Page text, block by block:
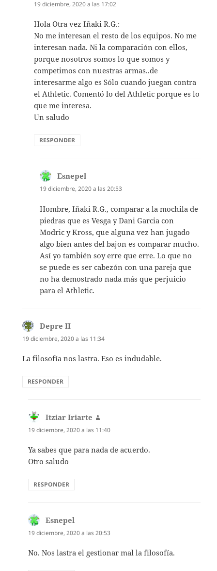
19 diciembre, 2020 a las 17:02
Hola Otra vez Iñaki R.G.:
No me interesan el resto de los equipos. No me
interesan nada. Ni la comparación con ellos,
porque nosotros somos lo que somos y
competimos con nuestras armas..de
interesarme algo es Sólo cuando juegan contra
el Athletic. Comentó lo del Athletic porque es lo
que me interesa.
Un saludo
RESPONDER
Esnepel
19 diciembre, 2020 a las 20:53
Hombre, Iñaki R.G., comparar a la mochila de
piedras que es Vesga y Dani Garcia con
Modric y Kross, que alguna vez han jugado
algo bien antes del bajon es comparar mucho.
Así yo también soy erre que erre. Lo que no
se puede es ser cabezón con una pareja que
no ha demostrado nada más que perjuicio
para el Athletic.
Depre II
19 diciembre, 2020 a las 11:34
La filosofía nos lastra. Eso es indudable.
RESPONDER
Itziar Iriarte
19 diciembre, 2020 a las 11:40
Ya sabes que para nada de acuerdo.
Otro saludo
RESPONDER
Esnepel
19 diciembre, 2020 a las 20:53
No. Nos lastra el gestionar mal la filosofía.